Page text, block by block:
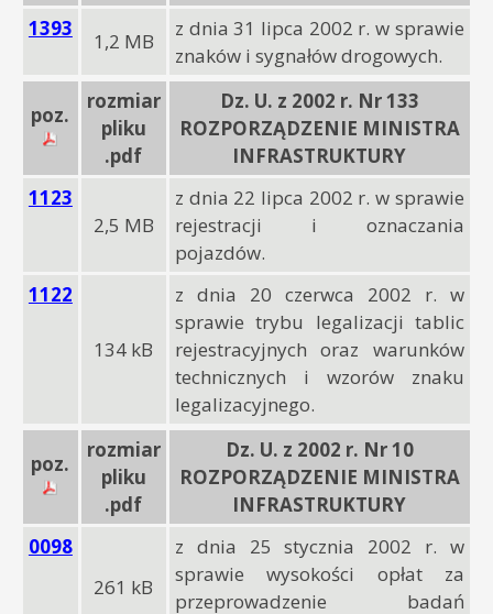
1393
1,2 MB
z dnia 31 lipca 2002 r. w sprawie
znaków i sygnałów drogowych.
poz.
rozmiar
pliku
.pdf
Dz. U. z 2002 r. Nr 133
ROZPORZĄDZENIE MINISTRA
INFRASTRUKTURY
1123
2,5 MB
z dnia 22 lipca 2002 r. w sprawie
rejestracji i oznaczania
pojazdów.
1122
134 kB
z dnia 20 czerwca 2002 r. w
sprawie trybu legalizacji tablic
rejestracyjnych oraz warunków
technicznych i wzorów znaku
legalizacyjnego.
poz.
rozmiar
pliku
.pdf
Dz. U. z 2002 r. Nr 10
ROZPORZĄDZENIE MINISTRA
INFRASTRUKTURY
0098
261 kB
z dnia 25 stycznia 2002 r. w
sprawie wysokości opłat za
przeprowadzenie badań